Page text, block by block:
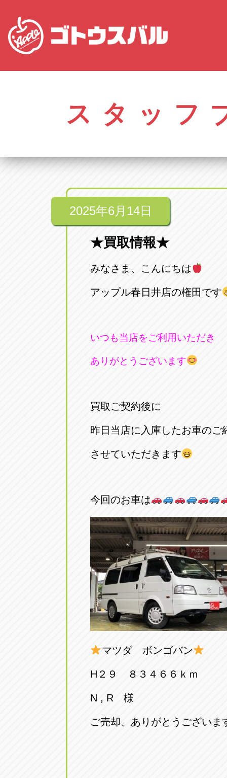
アップル
0561-84-
アップル
0586-28-
アップル
0568-85-
0568-25-
0569-35-
アップル
0561-53-
アップル
0587-66-
オートフ
052-400-
愛知県春日井市柏井町4-43-1
アップル春日井中央店
愛知県瀬戸市美濃池町29-1
アップル一宮22号店
愛知県一宮市朝日3-4-12
アップル春日井店
愛知県春日井市八田町2-1-16
愛知県北名古屋市中之郷八反
愛知県常滑市長間37-1
アップル尾張旭店
愛知県尾張旭市印場元町5-2-8
アップル岩倉店
愛知県岩倉市大地町長田35-1
オートフレンド
愛知県清須市春日砂賀東114
三重
トラック市四日市店
スタッフ
2025年6月14日
★買取情報★
みなさま、こんにちは
アップル春日井店の権田です
いつも当店をご利用いただき
ありがとうございます
買取ご契約後に
昨日当店に入庫したお車のご
させていただきます
今回のお車は
マツダ ボンゴバン
H２９ ８３４６６ｋｍ
N , R 様
ご売却、ありがとうございま